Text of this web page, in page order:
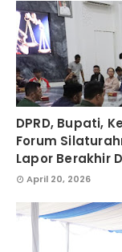
DPRD, Bupati,
Forum
Lapor Berakhir
April 20, 2026